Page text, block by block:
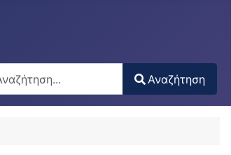
2 or more characters for results.
Αναζήτηση